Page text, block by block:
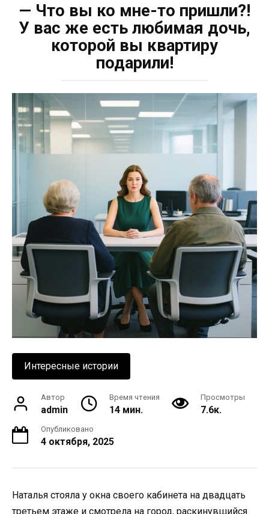
— Что вы ко мне-то пришли?!
У вас же есть любимая дочь,
которой вы квартиру
подарили!
Интересные истории
Автор
admin
Время чтения
14 мин.
Просмотры
7.6к.
Опубликовано
4 октября, 2025
Наталья стояла у окна своего кабинета на двадцать
третьем этаже и смотрела на город, раскинувшийся